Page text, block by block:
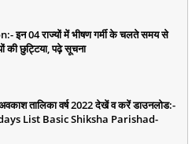
इन 04 राज्यों में भीषण गर्मी के चलते समय से
की छुट्टिया, पढ़े सूचना
अवकाश तालिका वर्ष 2022 देखें व करें डाउनलोड:-
List Basic Shiksha Parishad-